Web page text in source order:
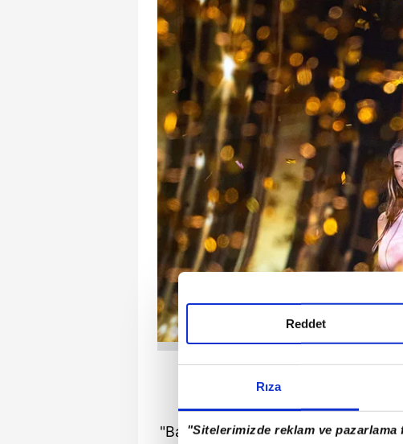
Rıza
"Sitelerimizde reklam ve pazarlama
Reddet
Bulgaristan adına yarışan ve
"Bangaranga" isimli enerjik